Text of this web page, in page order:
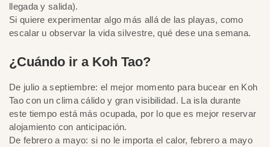
llegada y salida).
Si quiere experimentar algo más allá de las playas, como
escalar u observar la vida silvestre, qué dese una semana.
¿Cuándo ir a Koh Tao?
De julio a septiembre: el mejor momento para bucear en Koh
Tao con un clima cálido y gran visibilidad. La isla durante
este tiempo está más ocupada, por lo que es mejor reservar
alojamiento con anticipación.
De febrero a mayo: si no le importa el calor, febrero a mayo